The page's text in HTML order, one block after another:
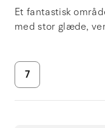
Et fantastisk
med stor glæde,
7